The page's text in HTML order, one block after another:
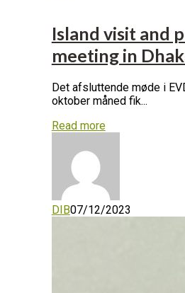
Island visit and
meeting in
Det afsluttende møde i
oktober måned fik...
Read more
DIB07/12/2023